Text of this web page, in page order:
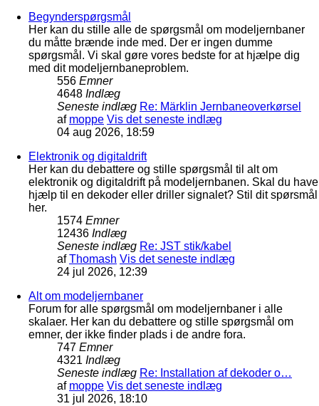
Begynderspørgsmål
Her kan du stille alle de spørgsmål om modeljernbaner
du måtte brænde inde med. Der er ingen dumme
spørgsmål. Vi skal gøre vores bedste for at hjælpe dig
med dit modeljernbaneproblem.
556 Emner
4648 Indlæg
Seneste indlæg Re: Märklin Jernbaneoverkørsel
af moppe Vis det seneste indlæg
04 aug 2026, 18:59
Elektronik og digitaldrift
Her kan du debattere og stille spørgsmål til alt om
elektronik og digitaldrift på modeljernbanen. Skal du have
hjælp til en dekoder eller driller signalet? Stil dit spørsmål
her.
1574 Emner
12436 Indlæg
Seneste indlæg Re: JST stik/kabel
afThomash Vis det seneste indlæg
24 jul 2026, 12:39
Alt om modeljernbaner
Forum for alle spørgsmål om modeljernbaner i alle
skalaer. Her kan du debattere og stille spørgsmål om
emner, der ikke finder plads i de andre fora.
747 Emner
4321 Indlæg
Seneste indlæg Re: Installation af dekoder o…
af moppe Vis det seneste indlæg
31 jul 2026, 18:10